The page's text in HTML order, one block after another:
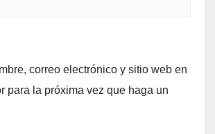
correo electrónico y sitio web en
para la próxima vez que haga un